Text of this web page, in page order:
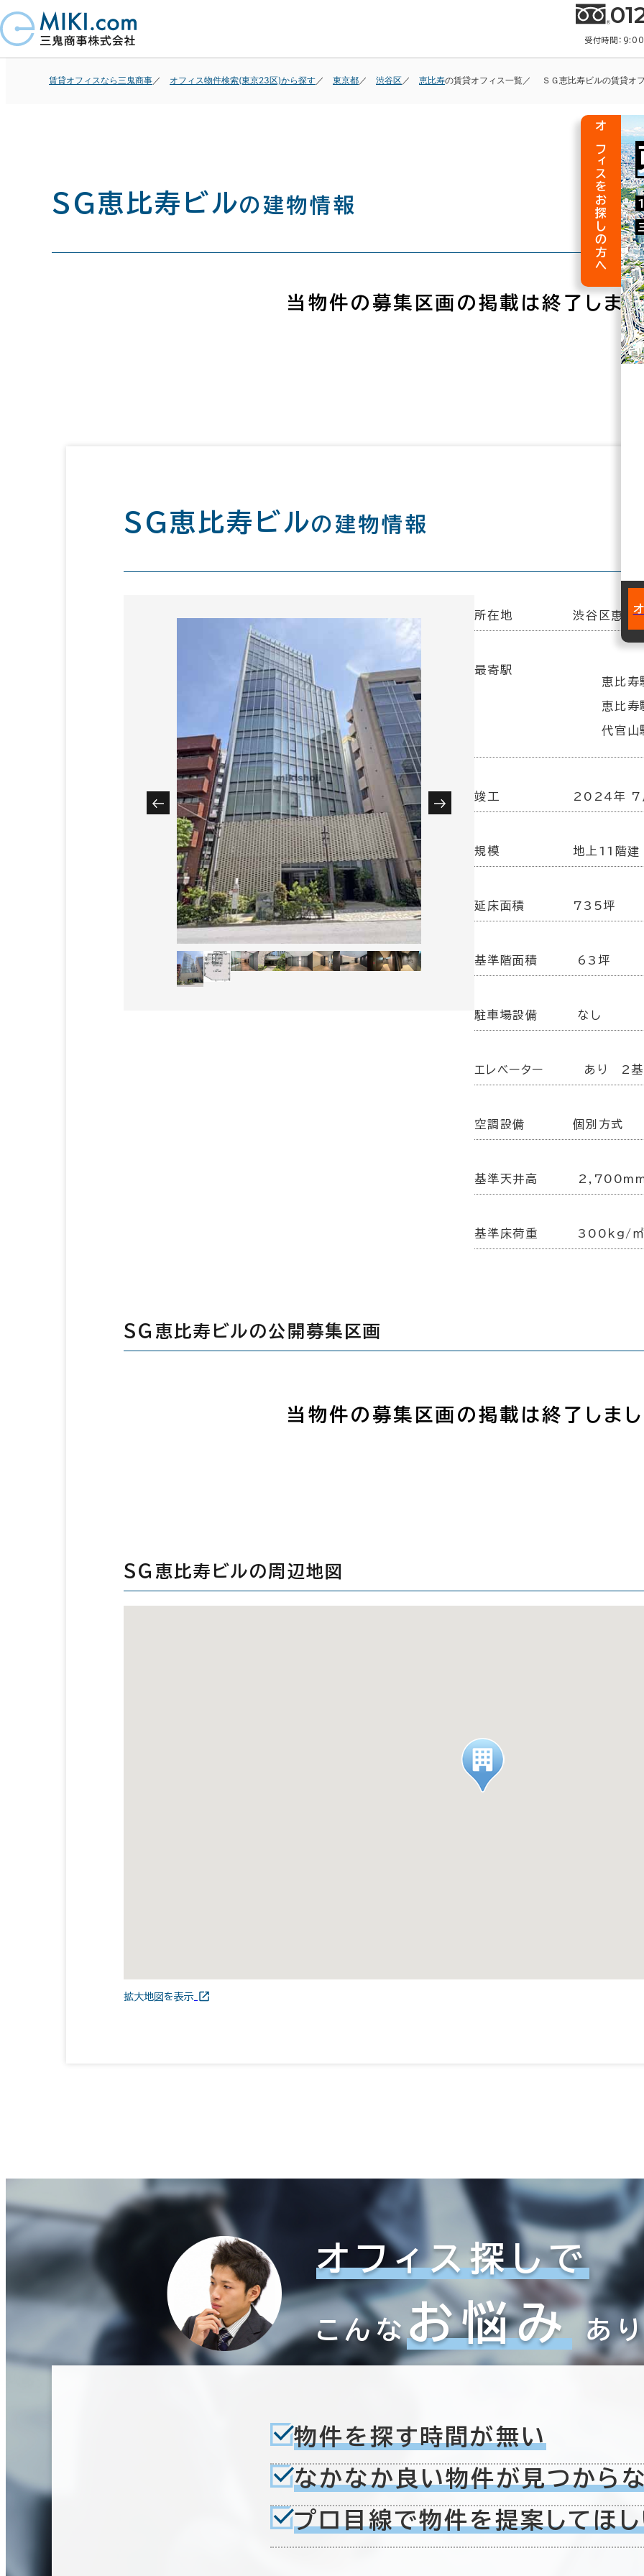
受付時間：
賃貸オフィスなら三鬼商事 オフィス物件検索(東京23区)から探す 東京都 渋谷区 恵比寿の賃貸オフィス一覧 ＳＧ恵比寿ビルの賃貸オ
ＳＧ恵比寿ビルの建物情報
当物件の募集区画の掲載は終了しまし
ＳＧ恵比寿ビルの建物情報
所在地 渋谷区恵
最寄駅
恵比
恵比寿
代官
竣工 2024年 7
規模 地上11階建
延床面積 735坪
基準階面積 63坪
駐車場設備 なし
エレベーター あり 2基
空調設備 個別方式
基準天井高
基準床荷重 300kg/
ＳＧ恵比寿ビルの公開募集区画
当物件の募集区画の掲載は終了しまし
ＳＧ恵比寿ビルの周辺地図
拡大地図を表示
オフィス探しで
こんな お悩み あ
物件を探す時間が無い
なかなか良い物件が 見つから
プロ目線で物件を提案してほ
オフィスをお探しの方へ